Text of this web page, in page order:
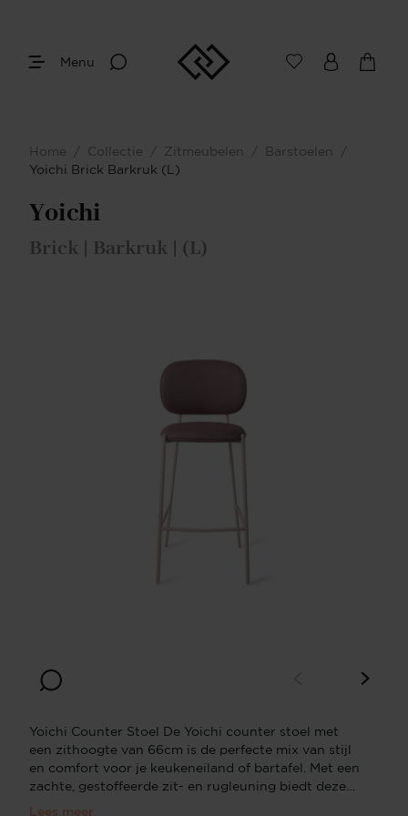
Menu
Home / Collectie / Zitmeubelen / Barstoelen
/
Yoichi Brick Barkruk (L)
Yoichi
Brick | Barkruk | (L)
Yoichi Counter Stoel De Yoichi counter stoel met
een zithoogte van 66cm is de perfecte mix van stijl
en comfort voor je keukeneiland of bartafel. Met een
zachte, gestoffeerde zit- en rugleuning biedt deze
Lees meer